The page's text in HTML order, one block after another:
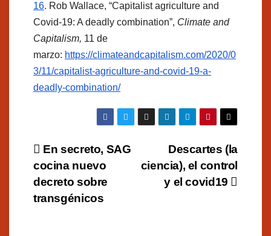
16. Rob Wallace, “Capitalist agriculture and
Covid-19: A deadly combination”, Climate and
Capitalism, 11 de
marzo: https://climateandcapitalism.com/2020/0
3/11/capitalist-agriculture-and-covid-19-a-
deadly-combination/
Navegación
de
entradas
Descartes (la
ciencia), el control
y el covid19
En secreto, SAG
cocina nuevo
decreto sobre
transgénicos